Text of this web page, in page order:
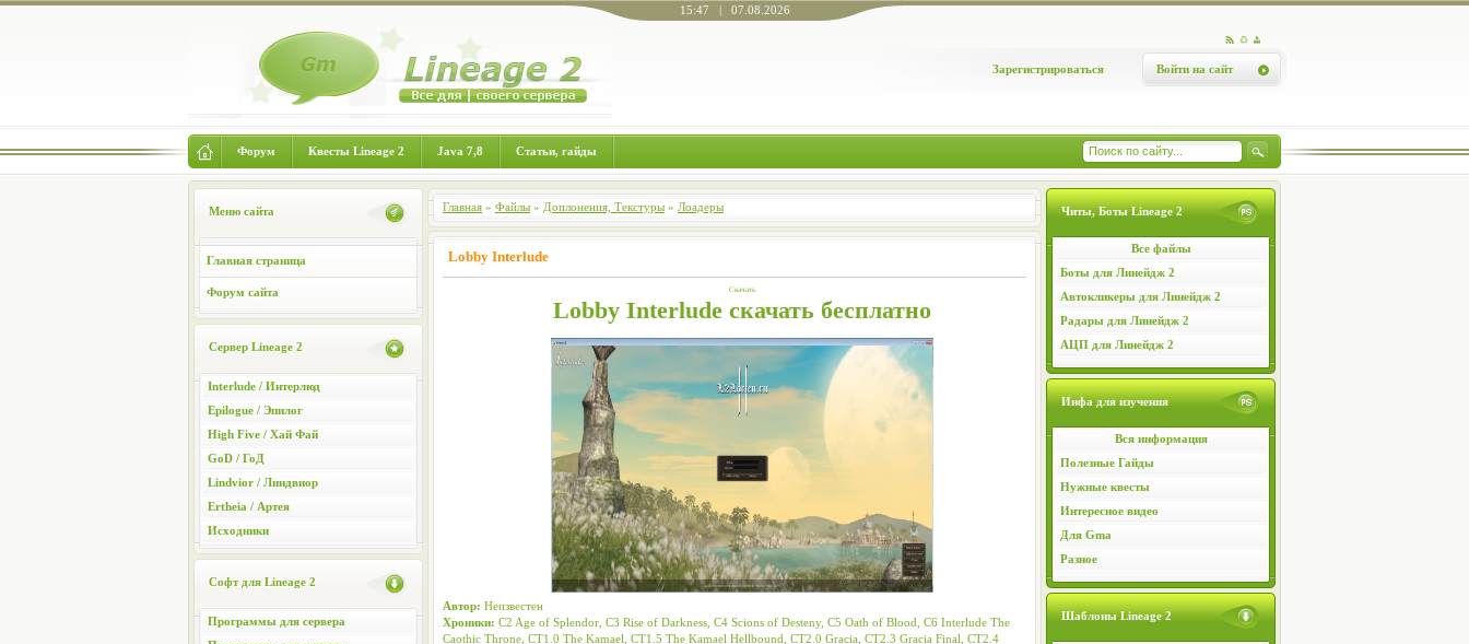
15:47 | 07.08.2026
Войти на сайт
Зарегистрироваться
Форум Квесты Lineage 2 Java 7,8 Статьи, гайды
Меню сайта
Главная страница
Форум сайта
Сервер Lineage 2
Interlude / Интерлюд
Epilogue / Эпилог
High Five / Хай Фай
GoD / ГоД
Lindvior / Линдвиор
Ertheia / Артея
Исходники
Софт для Lineage 2
Программы для сервера
Читы, Боты Lineage 2
Все файлы
Боты для Линейдж 2
Автокликеры для Линейдж 2
Радары для Линейдж 2
АЦП для Линейдж 2
Инфа для изучения
Вся информация
Полезные Гайды
Нужные квесты
Интересное видео
Для Gma
Разное
Шаблоны Lineage 2
Главная » Файлы » Доплонения, Текстуры » Лоадеры
Lobby Interlude
Скачать
Lobby Interlude скачать бесплатно
Автор: Неизвестен
Хроники: C2 Age of Splendor, C3 Rise of Darkness, C4 Scions of Desteny, C5 Oath of Blood, C6 Interlude The
Caothic Throne, CT1.0 The Kamael, CT1.5 The Kamael Hellbound, CT2.0 Gracia, CT2.3 Gracia Final, CT2.4